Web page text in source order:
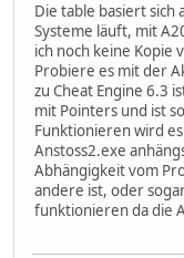
Die table basiert sich
Systeme läuft, mit
ich noch keine Kopie
Probiere es mit der
zu Cheat Engine 6.3
mit Pointers und ist
Funktionieren wird
Anstoss2.exe
Abhängigkeit vom
andere ist, oder
funktionieren da die